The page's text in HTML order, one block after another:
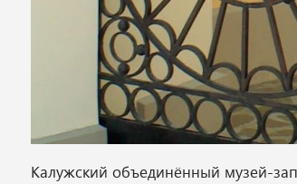
Калужский объединённый музей-